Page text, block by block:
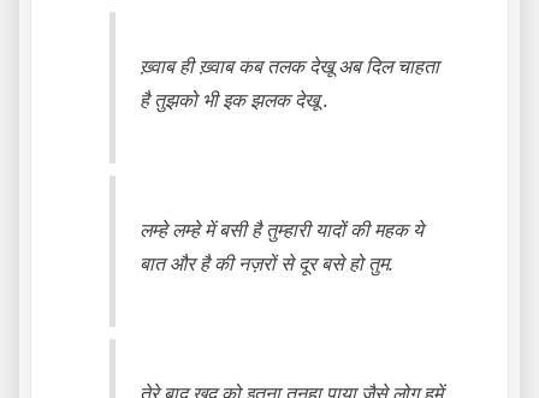
ख़्वाब ही ख़्वाब कब तलक देखू अब दिल चाहता
है तुझको भी इक झलक देखू .
लम्हे लम्हे में बसी है तुम्हारी यादों की महक ये
बात और है की नज़रों से दूर बसे हो तुम.